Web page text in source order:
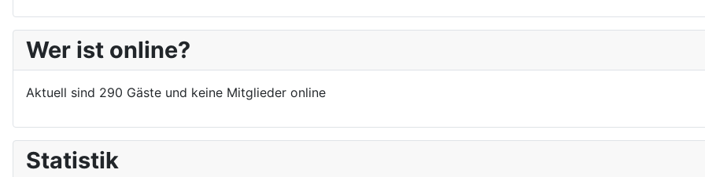
Wer ist online?
Aktuell sind 290 Gäste und keine Mitglieder online
Statistik